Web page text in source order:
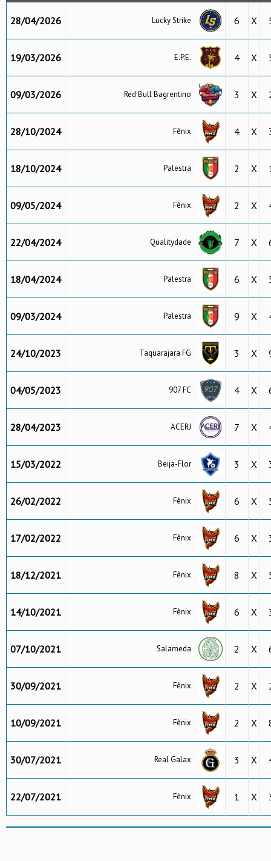
28/04/2026 Lucky Strike 6 X
19/03/2026 E.P.E. 4 X
09/03/2026 Red Bull Bagrentino 3 X
28/10/2024 Fênix 4 X
18/10/2024 Palestra 2 X
09/05/2024 Fênix 2 X
22/04/2024 Qualitydade 7 X
18/04/2024 Palestra 6 X
09/03/2024 Palestra 9 X
24/10/2023 Taquarajara FG 3 X
04/05/2023 907 FC 4 X
28/04/2023 ACERJ 7 X
15/03/2022 Beija-Flor 3 X
26/02/2022 Fênix 6 X
17/02/2022 Fênix 6 X
18/12/2021 Fênix 8 X
14/10/2021 Fênix 6 X
07/10/2021 Salameda 2 X
30/09/2021 Fênix 2 X
10/09/2021 Fênix 2 X
30/07/2021 Real Galax 3 X
22/07/2021 Fênix 1 X